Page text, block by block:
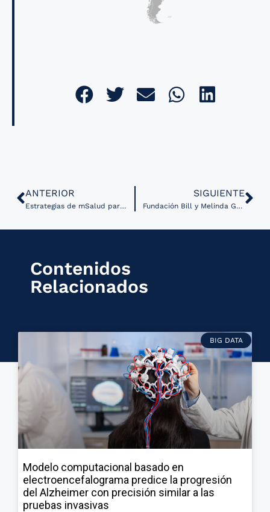
ANTERIOR
Estrategias de mSalud para Fortalecer la Atención Primaria en Centroamérica
SIGUIENTE
Fundación Bill y Melinda Gates apuntala sus esfuerzos en Salud Digital con una nueva área en su organización
Contenidos
Relacionados
BIG DATA
Modelo computacional basado en
electroencefalograma predice la progresión
del Alzheimer con precisión similar a las
pruebas invasivas